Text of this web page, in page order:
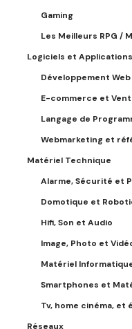
Gaming
Les Meilleurs RPG /
Logiciels et Applications
Développement
E-commerce et
Langage de
Webmarketing et
Matériel Technique
Alarme, Sécurité et
Domotique et
Hifi, Son et Audio
Image, Photo et
Matériel
Smartphones et
Tv, home cinéma, et
Réseaux